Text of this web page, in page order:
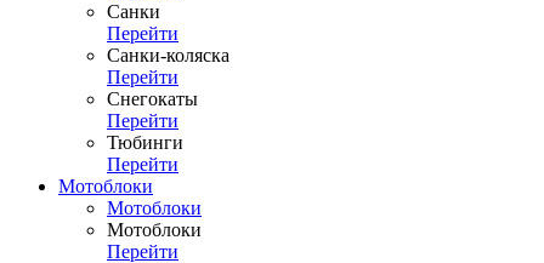
Санки
Перейти
Санки-коляска
Перейти
Снегокаты
Перейти
Тюбинги
Перейти
Мотоблоки
Мотоблоки
Мотоблоки
Перейти